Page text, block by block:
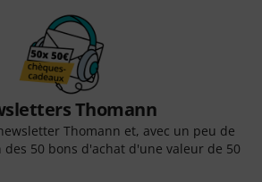
Thomann
Thomann et, avec un peu de
des 50 bons d'achat d'une valeur de 50